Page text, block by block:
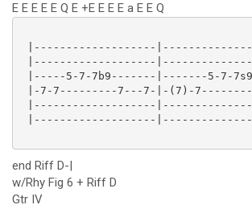
E E E E E Q E +E E E E a E E Q
|-------------------
|-------------------|---------------
|-----5-7-7b9-------|-------5-7-
|-7-7---------7---7-|-(7)-
|-------------------
|-------------------
end Riff D-|
w/Rhy Fig 6 + Riff D
Gtr IV